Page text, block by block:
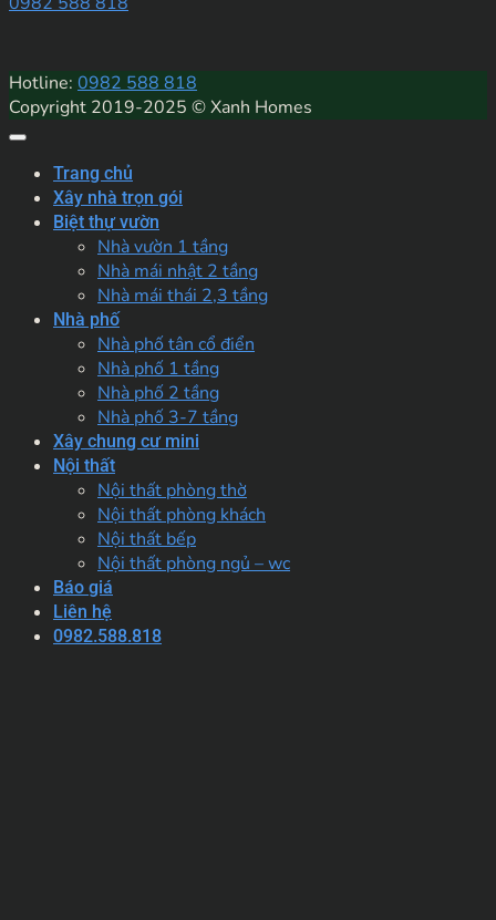
Hotline: 0982 588 818
Copyright 2019-2025 © Xanh Homes
Trang chủ
Xây nhà trọn gói
Biệt thự vườn
Nhà vườn 1 tầng
Nhà mái nhật 2 tầng
Nhà mái thái 2,3 tầng
Nhà phố
Nhà phố tân cổ điển
Nhà phố 1 tầng
Nhà phố 2 tầng
Nhà phố 3-7 tầng
Xây chung cư mini
Nội thất
Nội thất phòng thờ
Nội thất phòng khách
Nội thất bếp
Nội thất phòng ngủ – wc
Báo giá
Liên hệ
0982.588.818